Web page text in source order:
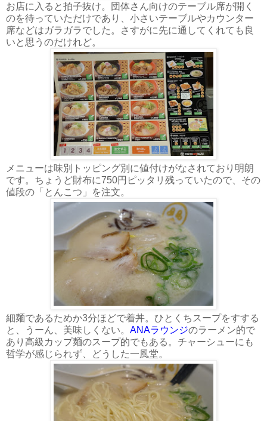
お店に入ると拍子抜け。団体さん向けのテーブル席が開く
のを待っていただけであり、小さいテーブルやカウンター
席などはガラガラでした。さすがに先に通してくれても良
いと思うのだけれど。
メニューは味別トッピング別に値付けがなされており明朗
です。ちょうど財布に750円ピッタリ残っていたので、その
値段の「とんこつ」を注文。
細麺であるためか3分ほどで着丼。ひとくちスープをすする
と、うーん、美味しくない。 ANAラウンジのラーメン的で
あり高級カップ麺のスープ的でもある。チャーシューにも
哲学が感じられず、どうした一風堂。